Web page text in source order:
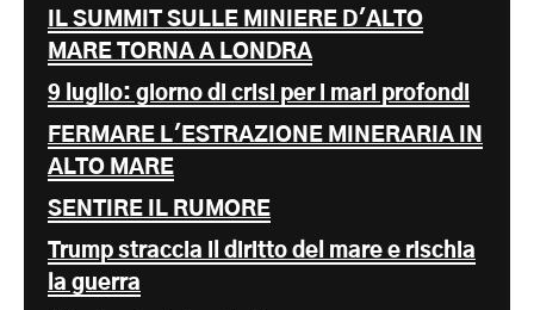
IL SUMMIT SULLE MINIERE D'ALTO
MARE TORNA A LONDRA
9 luglio: giorno di crisi per i mari profondi
FERMARE L'ESTRAZIONE MINERARIA IN
ALTO MARE
SENTIRE IL RUMORE
Trump straccia il diritto del mare e rischia
la guerra